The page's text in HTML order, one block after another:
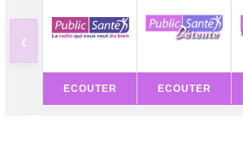
‹
ECOUTER ECOUTER